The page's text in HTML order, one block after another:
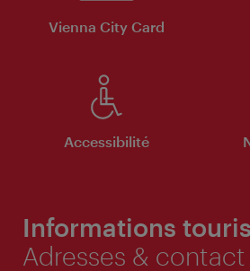
Vienna City Card
Accessibilité
Informations
Adresses & contact